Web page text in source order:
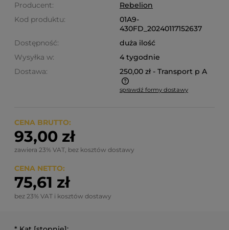
Producent:
Rebelion
Kod produktu:
01A9-
430FD_20240117152637
Dostępność:
duża ilość
Wysyłka w:
4 tygodnie
Dostawa:
250,00 zł - Transport p A
Cena nie zawiera ewentualnych kosztów płatności
sprawdź formy dostawy
CENA BRUTTO:
93,00 zł
zawiera 23% VAT, bez kosztów dostawy
CENA NETTO:
75,61 zł
bez 23% VAT i kosztów dostawy